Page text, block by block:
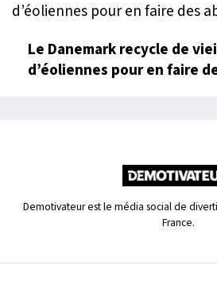
Le Danemark recycle de
d’éoliennes pour en faire
Demotivateur est le média social de
France.